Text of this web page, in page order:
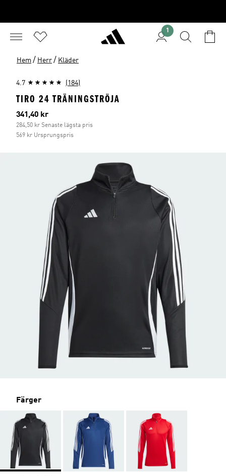
1
Hem / Herr / Kläder
4.7 (184)
TIRO 24 TRÄNINGSTRÖJA
Aktuellt pris
341,40 kr
284,50 kr Senaste lägsta pris
569 kr Ursprungspris
Färger